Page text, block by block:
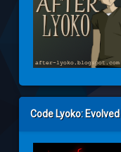
Code Lyoko: Evolved